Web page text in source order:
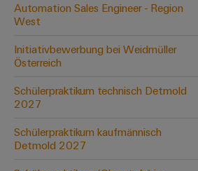
Automation Sales Engineer - Region
West
Initiativbewerbung bei Weidmüller
Österreich
Schülerpraktikum technisch Detmold
2027
Schülerpraktikum kaufmännisch
Detmold 2027